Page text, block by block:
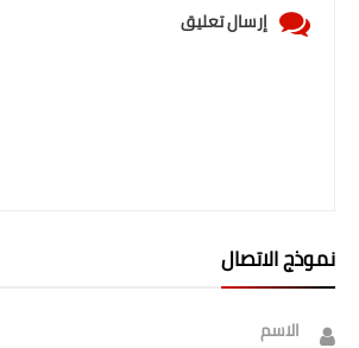
إرسال تعليق
نموذج الاتصال
الاسم